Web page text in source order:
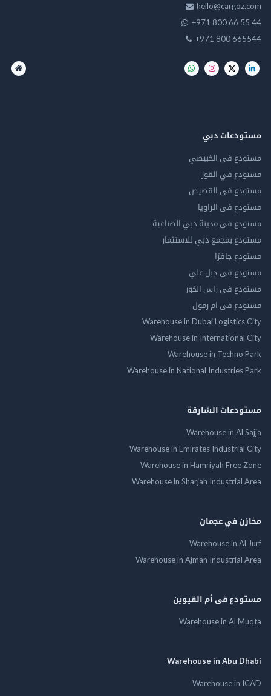
hello@cargoz.com
+971 800 66 55 44
+971 800 665544
مستودعات دبي
مستودع فى الخبيصي
مستودع في القوز
مستودع فى القصيص
مستودع فى الراويا
مستودع فى مدينة دبي الصناعية
مستودع بمجمع دبي للاستثمار
مستودع جافزا
مستودع فى جبل علي
مستودع فى راس الخور
مستودع فى ام رمول
Warehouse in Dubai Logistics City
Warehouse in International City
Warehouse in Techno Park
Warehouse in National Industries Park
مستودعات الشارقة
Warehouse in Al Sajja
Warehouse in Emirates Industrial City
Warehouse in Hamriyah Free Zone
Warehouse in Sharjah Industrial Area
مخازن في عجمان
Warehouse in Al Jurf
Warehouse in Ajman Industrial Area
مستودع فى أم القيوين
Warehouse in Al Muqta
Warehouse in Abu Dhabi
Warehouse in ICAD